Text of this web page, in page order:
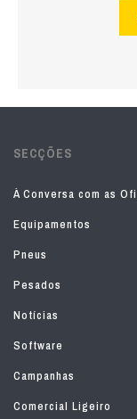
SECÇÕES
À Conversa com as
Equipamentos
Pneus
Pesados
Notícias
Software
Campanhas
Comercial Ligeiro